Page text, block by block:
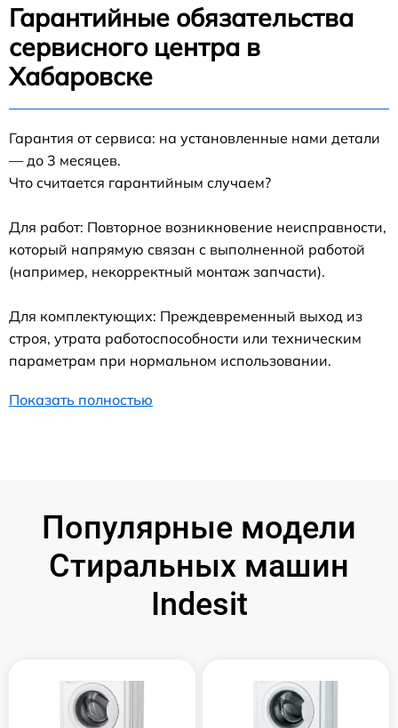
Гарантийные обязательства
сервисного центра в
Хабаровске
Гарантия от сервиса: на установленные нами детали
— до 3 месяцев.
Что считается гарантийным случаем?
Для работ: Повторное возникновение неисправности,
который напрямую связан с выполненной работой
(например, некорректный монтаж запчасти).
Для комплектующих: Преждевременный выход из
строя, утрата работоспособности или техническим
параметрам при нормальном использовании.
Показать полностью
Популярные модели
Стиральных машин
Indesit